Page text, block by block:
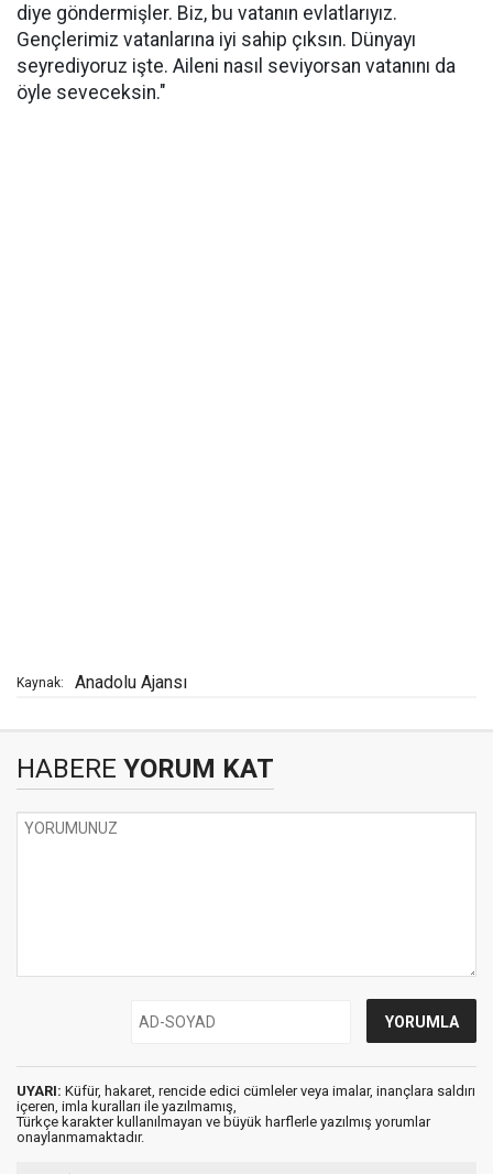
diye göndermişler. Biz, bu vatanın evlatlarıyız.
Gençlerimiz vatanlarına iyi sahip çıksın. Dünyayı
seyrediyoruz işte. Aileni nasıl seviyorsan vatanını da
öyle seveceksin."
Kaynak: Anadolu Ajansı
HABERE YORUM KAT
UYARI: Küfür, hakaret, rencide edici cümleler veya imalar, inançlara saldırı
içeren, imla kuralları ile yazılmamış,
Türkçe karakter kullanılmayan ve büyük harflerle yazılmış yorumlar
onaylanmamaktadır.